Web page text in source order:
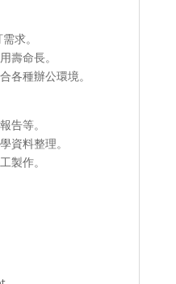
求。
壽命長。
各種辦公環境。
告等。
資料整理。
製作。